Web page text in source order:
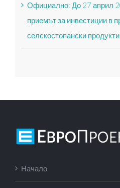
Официално: До 27 април
приемът за инвестиции в
селскостопански продукти
Начало